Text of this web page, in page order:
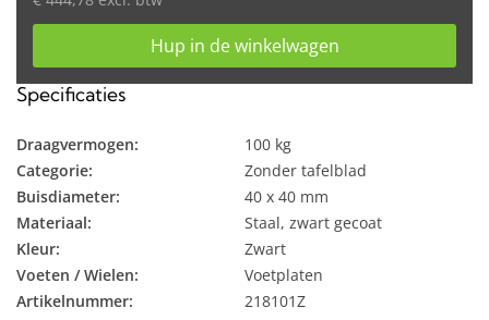
Hup in de winkelwagen
Specificaties
Draagvermogen:
100 kg
Categorie:
Zonder tafelblad
Buisdiameter:
40 x 40 mm
Materiaal:
Staal, zwart gecoat
Kleur:
Zwart
Voeten / Wielen:
Voetplaten
Artikelnummer:
218101Z